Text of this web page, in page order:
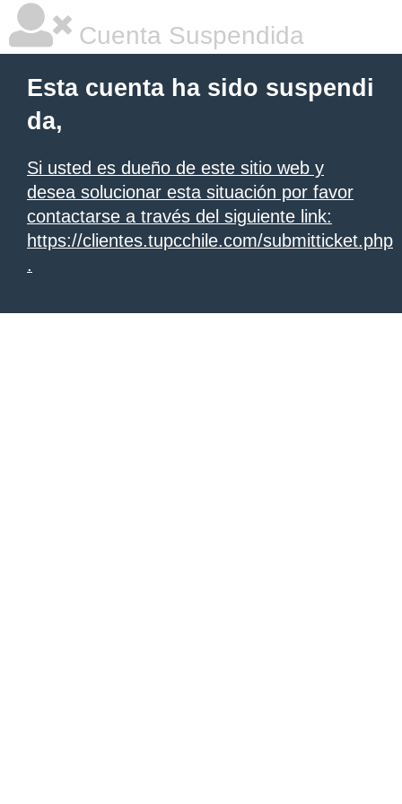
Cuenta Suspendida
Esta cuenta ha sido suspendi
da,
Si usted es dueño de este sitio web y
desea solucionar esta situación por favor
contactarse a través del siguiente link:
https://clientes.tupcchile.com/submitticket.php
.